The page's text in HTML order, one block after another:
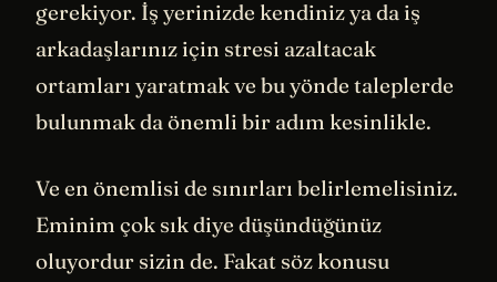
gerekiyor. İş yerinizde kendiniz ya da iş
arkadaşlarınız için stresi azaltacak
ortamları yaratmak ve bu yönde taleplerde
bulunmak da önemli bir adım kesinlikle.
Ve en önemlisi de sınırları belirlemelisiniz.
Eminim çok sık diye düşündüğünüz
oluyordur sizin de. Fakat söz konusu